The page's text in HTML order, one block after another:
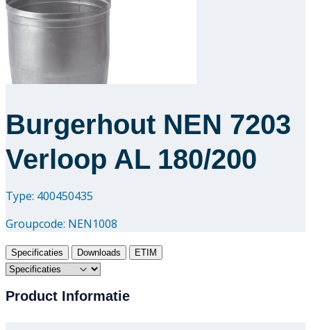
Over ons
Burgerhout NEN 7203
Verloop AL 180/200
Type: 400450435
Groupcode: NEN1008
Specificaties Downloads ETIM
Product Informatie